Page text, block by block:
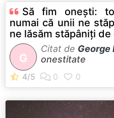
Să fim oneşti:
numai că unii ne
ne lăsăm stăpâniţi de
G
Citat de George
onestitate